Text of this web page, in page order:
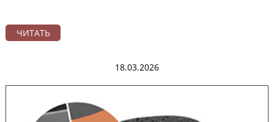
ЧИТАТЬ
18.03.2026